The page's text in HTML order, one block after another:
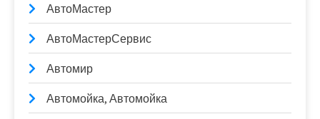
АвтоМастер
АвтоМастерСервис
Автомир
Автомойка, Автомойка